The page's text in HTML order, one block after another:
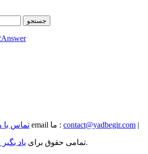
تماس با | پست الکترونیکی یا email ما : contact@yadbegir.com |
تمامی حقوق برای یاد محفوظ است.